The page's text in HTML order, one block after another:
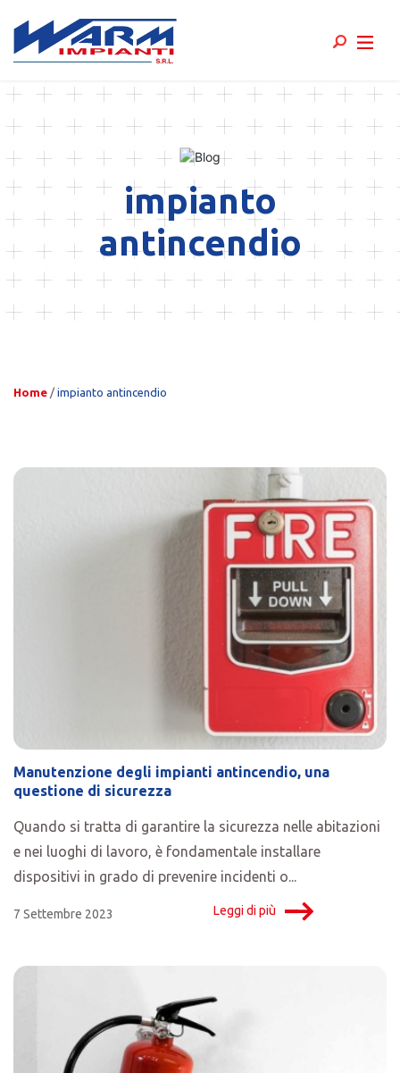
Skip
content
impianto
antincendio
Home / impianto antincendio
Manutenzione degli impianti antincendio, una
questione di sicurezza
Quando si tratta di garantire la sicurezza nelle abitazioni
e nei luoghi di lavoro, è fondamentale installare
dispositivi in grado di prevenire incidenti o...
7 Settembre 2023 Leggi di più